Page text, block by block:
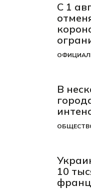
С 1
Дата
В
Дата
10